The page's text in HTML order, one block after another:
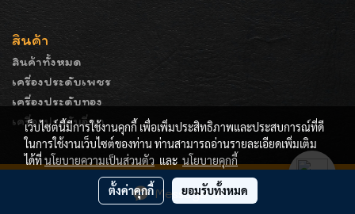
Message Us
สินค้า
สินค้าทั้งหมด
เครื่องประดับเพชร
เครื่องประดับทอง
เครื่องประดับอื่นๆ
COPYRIGHT - ENGNAMHENG | รูปภาพมีลิขสิทธิ์ ห้ามมิให้
ทำการคัดลอกหรือนำไปเผยแพร่ก่อนได้รับอนุญาต
เว็บไซต์นี้มีการใช้งานคุกกี้ เพื่อเพิ่มประสิทธิภาพและประสบการณ์ที่ดี
ในการใช้งานเว็บไซต์ของท่าน ท่านสามารถอ่านรายละเอียดเพิ่มเติม
ได้ที่นโยบายความเป็นส่วนตัว และ นโยบายคุกกี้
ตั้งค่าคุกกี้ ยอมรับทั้งหมด